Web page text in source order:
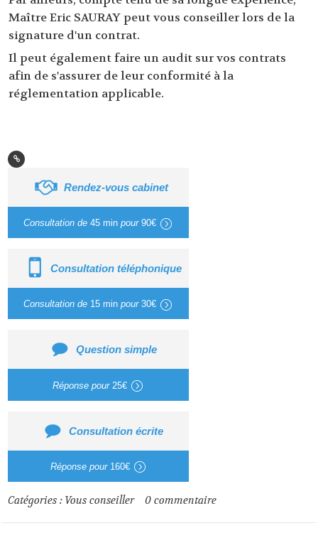
Maître Eric SAURAY peut vous conseiller lors de la
signature d'un contrat.
Il peut également faire un audit sur vos contrats
afin de s'assurer de leur conformité à la
réglementation applicable.
Rendez-vous cabinet
Consultation de45 min pour90€
Consultation téléphonique
Consultation de 15 min pour30€
Question simple
Réponse pour 25€
Consultation écrite
Réponse pour 160€
Catégories : Vous conseiller 0 commentaire